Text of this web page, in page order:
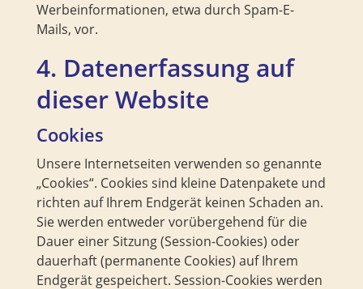
Werbeinformationen, etwa durch Spam-E-
Mails, vor.
4. Datenerfassung auf
dieser Website
Cookies
Unsere Internetseiten verwenden so genannte
„Cookies“. Cookies sind kleine Datenpakete und
richten auf Ihrem Endgerät keinen Schaden an.
Sie werden entweder vorübergehend für die
Dauer einer Sitzung (Session-Cookies) oder
dauerhaft (permanente Cookies) auf Ihrem
Endgerät gespeichert. Session-Cookies werden